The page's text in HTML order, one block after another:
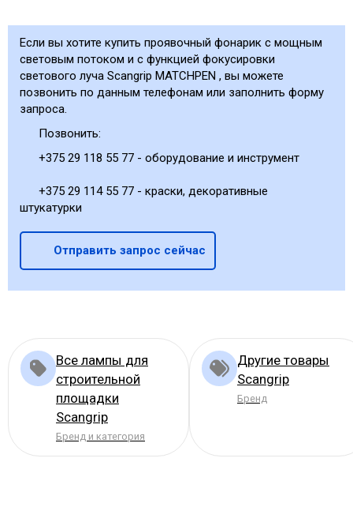
Если вы хотите купить проявочный фонарик с мощным
световым потоком и с функцией фокусировки
светового луча Scangrip MATCHPEN , вы можете
позвонить по данным телефонам или заполнить форму
запроса.
Позвонить:
+375 29 118 55 77 - оборудование и инструмент
+375 29 114 55 77 - краски, декоративные
штукатурки
Отправить запрос сейчас
Все лампы для
строительной
площадки
Scangrip
Бренд и категория
Другие товары
Scangrip
Бренд